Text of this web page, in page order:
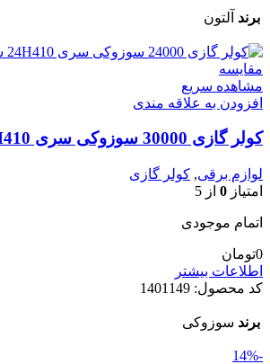
برند آلتون
مقایسه
مشاهده سریع
افزودن به علاقه مندی
کولر گازی 30000 سوزوکی سری 30H410 سرد و گرم
لوازم برقی, کولر گازی
امتیاز 0 از 5
اتمام موجودی
0تومان
اطلاعات بیشتر
کد محصول: 1401149
برند سوزوکی
-14%